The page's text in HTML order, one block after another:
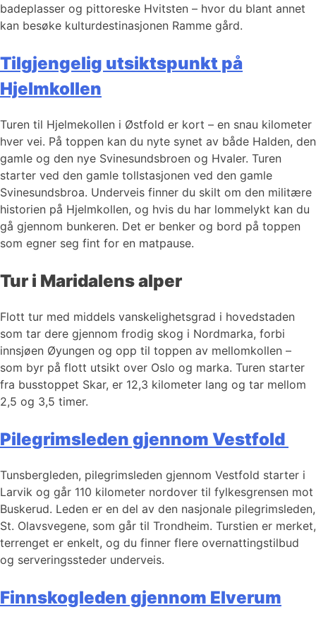
badeplasser og pittoreske Hvitsten – hvor du blant annet
kan besøke kulturdestinasjonen Ramme gård.
Tilgjengelig utsiktspunkt på
Hjelmkollen
Turen til Hjelmekollen i Østfold er kort – en snau kilometer
hver vei. På toppen kan du nyte synet av både Halden, den
gamle og den nye Svinesundsbroen og Hvaler. Turen
starter ved den gamle tollstasjonen ved den gamle
Svinesundsbroa. Underveis finner du skilt om den militære
historien på Hjelmkollen, og hvis du har lommelykt kan du
gå gjennom bunkeren. Det er benker og bord på toppen
som egner seg fint for en matpause.
Tur i Maridalens alper
Flott tur med middels vanskelighetsgrad i hovedstaden
som tar dere gjennom frodig skog i Nordmarka, forbi
innsjøen Øyungen og opp til toppen av mellomkollen –
som byr på flott utsikt over Oslo og marka. Turen starter
fra busstoppet Skar, er 12,3 kilometer lang og tar mellom
2,5 og 3,5 timer.
Pilegrimsleden gjennom Vestfold
Tunsbergleden, pilegrimsleden gjennom Vestfold starter i
Larvik og går 110 kilometer nordover til fylkesgrensen mot
Buskerud. Leden er en del av den nasjonale pilegrimsleden,
St. Olavsvegene, som går til Trondheim. Turstien er merket,
terrenget er enkelt, og du finner flere overnattingstilbud
og serveringssteder underveis.
Finnskogleden gjennom Elverum